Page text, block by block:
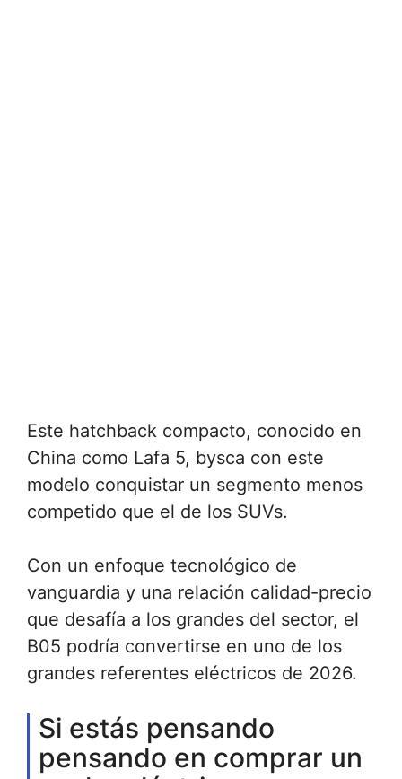
Este hatchback compacto, conocido en
China como Lafa 5, bysca con este
modelo conquistar un segmento menos
competido que el de los SUVs.
Con un enfoque tecnológico de
vanguardia y una relación calidad-precio
que desafía a los grandes del sector, el
B05 podría convertirse en uno de los
grandes referentes eléctricos de 2026.
Si estás pensando
pensando en comprar un